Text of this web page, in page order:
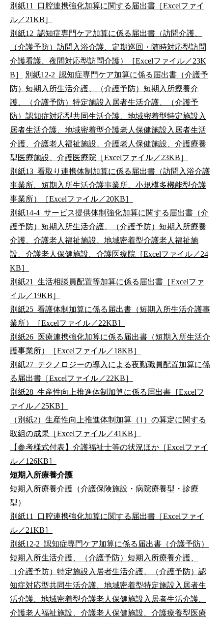
別紙11_口腔連携強化加算に関する届出書［Excelファイ
ル／21KB］
別紙12_認知症専門ケア加算に係る届出書（訪問介護、
（介護予防）訪問入浴介護、定期巡回・随時対応型訪問
介護看護、夜間対応型訪問介護）［Excelファイル／23K
B］
別紙12-2_認知症専門ケア加算に係る届出書（介護予
防）短期入所生活介護、（介護予防）短期入所療養介
護、（介護予防）特定施設入居者生活介護、（介護予
防）認知症対応型共同生活介護、地域密着型特定施設入
居者生活介護、地域密着型介護老人保健施設入居者生活
介護、介護老人福祉施設、介護老人保健施設、介護療養
型医療施設、介護医療院［Excelファイル／23KB］
別紙13_看取り連携体制加算に係る届出書（訪問入浴介護
事業所、短期入所生活介護事業所、小規模多機能型介護
事業所）［Excelファイル／20KB］
別紙14-4_サービス提供体制強化加算に関する届出書（介
護予防）短期入所生活介護、（介護予防）短期入所療養
介護、介護老人福祉施設、地域密着型介護老人福祉施
設、介護老人保健施設、介護医療院［Excelファイル／24
KB］
別紙21_生活相談員配置等加算に係る届出書［Excelファ
イル／19KB］
別紙25_看護体制加算に係る届出書（短期入所生活介護事
業所）［Excelファイル／22KB］
別紙26_医療連携強化加算に係る届出書（短期入所生活介
護事業所）［Excelファイル／18KB］
別紙27_テクノロジーの導入による夜勤職員配置加算に係
る届出書［Excelファイル／22KB］
別紙28_生産性向上推進体制加算に係る届出書［Excelフ
ァイル／25KB］
（別紙2）生産性向上推進体制加算（1）の算定に関する
取組の成果［Excelファイル／41KB］
【参考様式付表】介護福祉士等の状況ほか［Excelファイ
ル／126KB］
短期入所療養介護
短期入所療養介護（介護保険施設・病院療養型・診療
型）
別紙11_口腔連携強化加算に関する届出書［Excelファイ
ル／21KB］
別紙12-2_認知症専門ケア加算に係る届出書（介護予防）
短期入所生活介護、（介護予防）短期入所療養介護、
（介護予防）特定施設入居者生活介護、（介護予防）認
知症対応型共同生活介護、地域密着型特定施設入居者生
活介護、地域密着型介護老人保健施設入居者生活介護、
介護老人福祉施設、介護老人保健施設、介護療養型医療